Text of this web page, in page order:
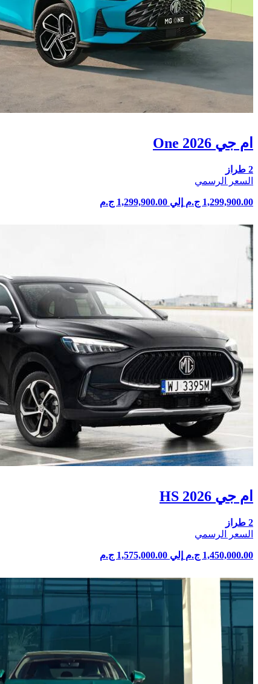
ام جي One 2026
2 طراز
السعر الرسمي
1,299,900.00 ج.م إلي 1,299,900.00 ج.م
ام جي HS 2026
2 طراز
السعر الرسمي
1,450,000.00 ج.م إلي 1,575,000.00 ج.م